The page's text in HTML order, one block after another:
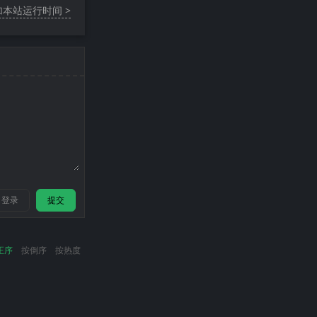
站运行时间 >
登录 提交
序 按倒序 按热度